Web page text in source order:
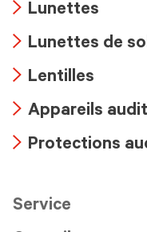
icon
Lunettes
icon
Lunettes de
icon
Lentilles
icon
Appareils
Protections
Service